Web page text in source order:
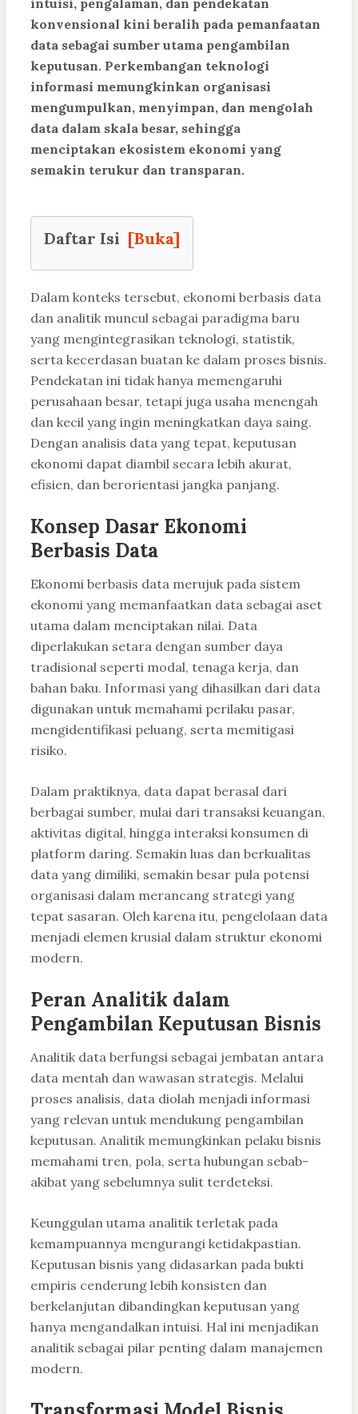
intuisi, pengalaman, dan pendekatan
konvensional kini beralih pada pemanfaatan
data sebagai sumber utama pengambilan
keputusan. Perkembangan teknologi
informasi memungkinkan organisasi
mengumpulkan, menyimpan, dan mengolah
data dalam skala besar, sehingga
menciptakan ekosistem ekonomi yang
semakin terukur dan transparan.
Daftar Isi [Buka]
Dalam konteks tersebut, ekonomi berbasis data
dan analitik muncul sebagai paradigma baru
yang mengintegrasikan teknologi, statistik,
serta kecerdasan buatan ke dalam proses bisnis.
Pendekatan ini tidak hanya memengaruhi
perusahaan besar, tetapi juga usaha menengah
dan kecil yang ingin meningkatkan daya saing.
Dengan analisis data yang tepat, keputusan
ekonomi dapat diambil secara lebih akurat,
efisien, dan berorientasi jangka panjang.
Konsep Dasar Ekonomi
Berbasis Data
Ekonomi berbasis data merujuk pada sistem
ekonomi yang memanfaatkan data sebagai aset
utama dalam menciptakan nilai. Data
diperlakukan setara dengan sumber daya
tradisional seperti modal, tenaga kerja, dan
bahan baku. Informasi yang dihasilkan dari data
digunakan untuk memahami perilaku pasar,
mengidentifikasi peluang, serta memitigasi
risiko.
Dalam praktiknya, data dapat berasal dari
berbagai sumber, mulai dari transaksi keuangan,
aktivitas digital, hingga interaksi konsumen di
platform daring. Semakin luas dan berkualitas
data yang dimiliki, semakin besar pula potensi
organisasi dalam merancang strategi yang
tepat sasaran. Oleh karena itu, pengelolaan data
menjadi elemen krusial dalam struktur ekonomi
modern.
Peran Analitik dalam
Pengambilan Keputusan Bisnis
Analitik data berfungsi sebagai jembatan antara
data mentah dan wawasan strategis. Melalui
proses analisis, data diolah menjadi informasi
yang relevan untuk mendukung pengambilan
keputusan. Analitik memungkinkan pelaku bisnis
memahami tren, pola, serta hubungan sebab-
akibat yang sebelumnya sulit terdeteksi.
Keunggulan utama analitik terletak pada
kemampuannya mengurangi ketidakpastian.
Keputusan bisnis yang didasarkan pada bukti
empiris cenderung lebih konsisten dan
berkelanjutan dibandingkan keputusan yang
hanya mengandalkan intuisi. Hal ini menjadikan
analitik sebagai pilar penting dalam manajemen
modern.